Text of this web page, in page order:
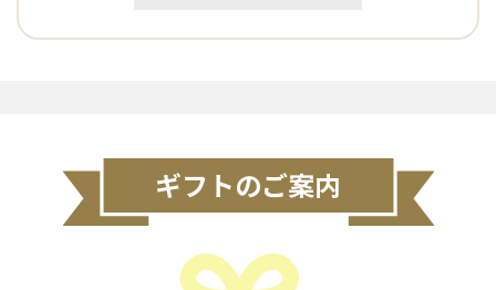
ギフトのご案内